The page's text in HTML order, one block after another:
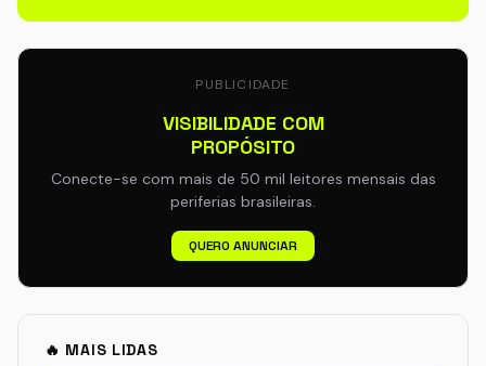
PUBLICIDADE
VISIBILIDADE COM
PROPÓSITO
Conecte-se com mais de 50 mil leitores mensais das
periferias brasileiras.
QUERO ANUNCIAR
🔥 MAIS LIDAS